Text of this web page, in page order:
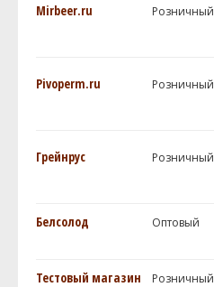
Mirbeer.ru Розничный
Pivoperm.ru Розничный
Грейнрус Розничный
Белсолод Оптовый
Тестовый магазин Розничный